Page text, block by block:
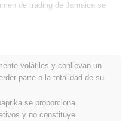
de trading de Jamaica se
de precios de
~84.20%por debajo de su ATH .
volátiles y conllevan un
parte o la totalidad de su
se proporciona
y no constituye